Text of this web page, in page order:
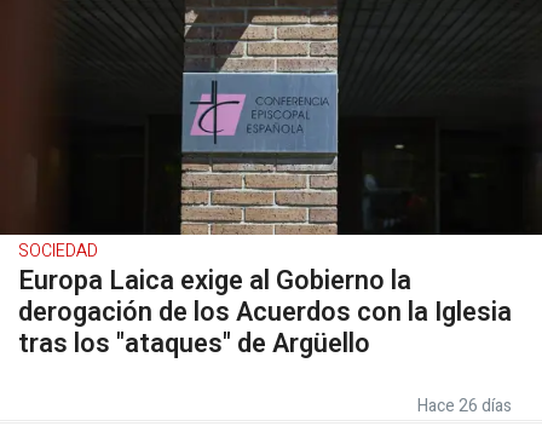
SOCIEDAD
Europa Laica exige al Gobierno la
derogación de los Acuerdos con la Iglesia
tras los "ataques" de Argüello
Hace 26 días